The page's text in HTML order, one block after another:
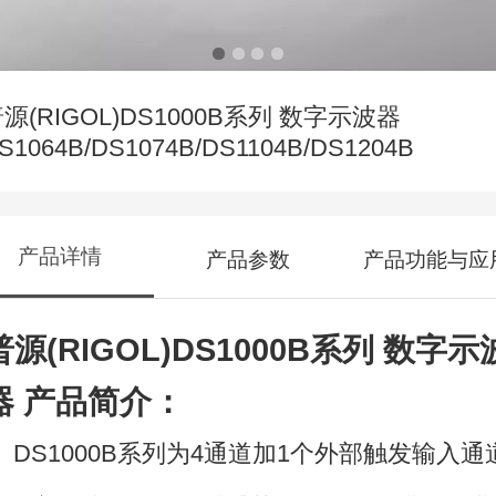
(RIGOL)DS1000B系列 数字示波器
DS1074B/DS1104B/DS1204B
产品详情 产品参数 产品功能与应
源(RIGOL)DS1000B系列 数字示
产品简介：
DS1000B系列为4通道加1个外部触发输入通